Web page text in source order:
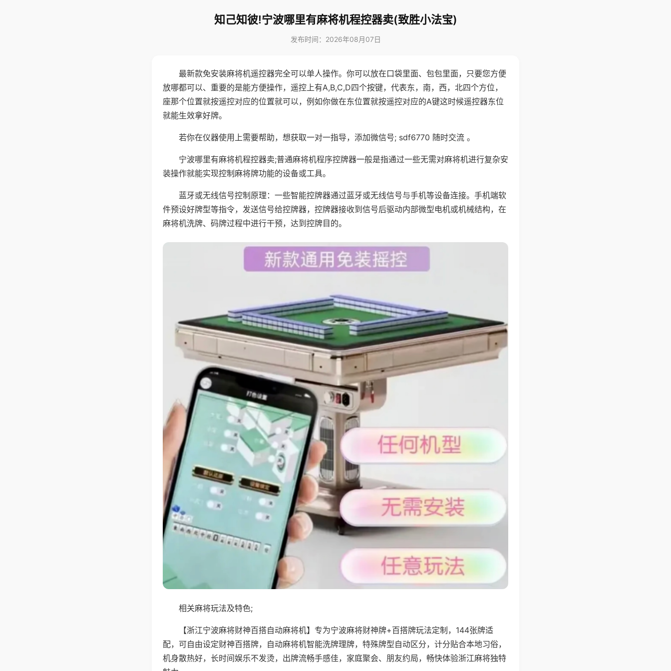
知己知彼!宁波哪里有麻将机程控器卖(致胜小法宝)
发布时间：2026年08月07日
最新款免安装麻将机遥控器完全可以单人操作。你可以放在口袋里面、包包里面，只要您方便
放哪都可以、重要的是能方便操作，遥控上有A,B,C,D四个按键，代表东，南，西，北四个方位，
座那个位置就按遥控对应的位置就可以，例如你做在东位置就按遥控对应的A键这时候遥控器东位
就能生效拿好牌。
若你在仪器使用上需要帮助，想获取一对一指导，添加微信号; sdf6770 随时交流 。
宁波哪里有麻将机程控器卖;普通麻将机程序控牌器一般是指通过一些无需对麻将机进行复杂安
装操作就能实现控制麻将牌功能的设备或工具。
蓝牙或无线信号控制原理：一些智能控牌器通过蓝牙或无线信号与手机等设备连接。手机端软
件预设好牌型等指令，发送信号给控牌器，控牌器接收到信号后驱动内部微型电机或机械结构，在
麻将机洗牌、码牌过程中进行干预，达到控牌目的。
相关麻将玩法及特色;
【浙江宁波麻将财神百搭自动麻将机】专为宁波麻将财神牌+百搭牌玩法定制，144张牌适
配，可自由设定财神百搭牌，自动麻将机智能洗牌理牌，特殊牌型自动区分，计分贴合本地习俗，
机身散热好，长时间娱乐不发烫，出牌流畅手感佳，家庭聚会、朋友约局，畅快体验浙江麻将独特